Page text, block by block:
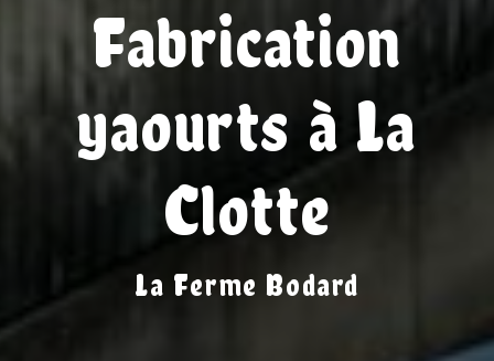
Fabrication
yaourts à La
Clotte
La Ferme Bodard